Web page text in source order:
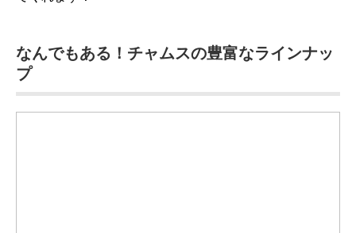
なんでもある！チャムスの豊富なラインナッ
プ